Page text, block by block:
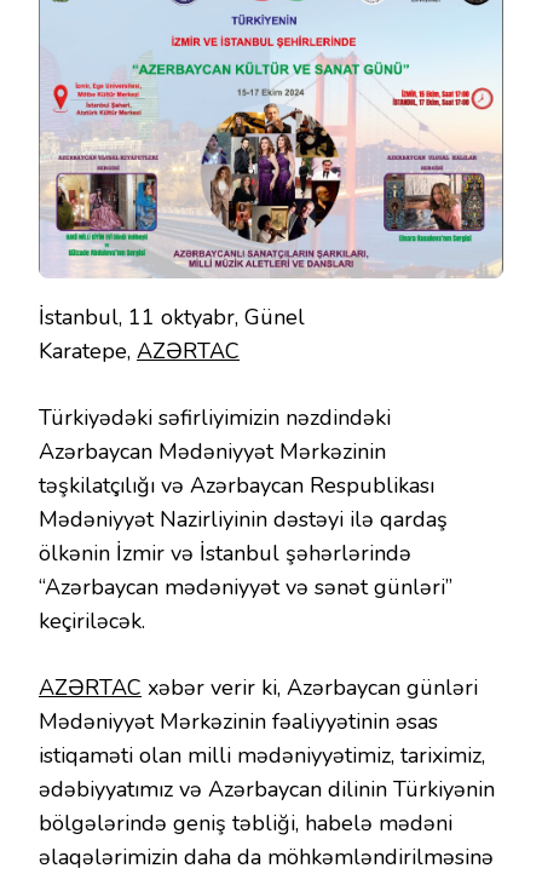
İstanbul, 11 oktyabr, Günel
Karatepe, AZƏRTAC
Türkiyədəki səfirliyimizin nəzdindəki
Azərbaycan Mədəniyyət Mərkəzinin
təşkilatçılığı və Azərbaycan Respublikası
Mədəniyyət Nazirliyinin dəstəyi ilə qardaş
ölkənin İzmir və İstanbul şəhərlərində
“Azərbaycan mədəniyyət və sənət günləri”
keçiriləcək.
AZƏRTAC xəbər verir ki, Azərbaycan günləri
Mədəniyyət Mərkəzinin fəaliyyətinin əsas
istiqaməti olan milli mədəniyyətimiz, tariximiz,
ədəbiyyatımız və Azərbaycan dilinin Türkiyənin
bölgələrində geniş təbliği, habelə mədəni
əlaqələrimizin daha da möhkəmləndirilməsinə